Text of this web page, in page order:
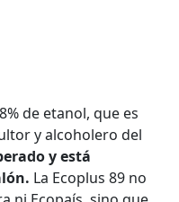
de etanol, que es
y alcoholero del
y está
La Ecoplus 89 no